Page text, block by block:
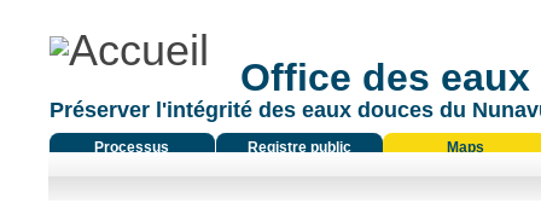
Office des
Préserver l'intégrité des eaux douces du
Processus
Registre public Maps